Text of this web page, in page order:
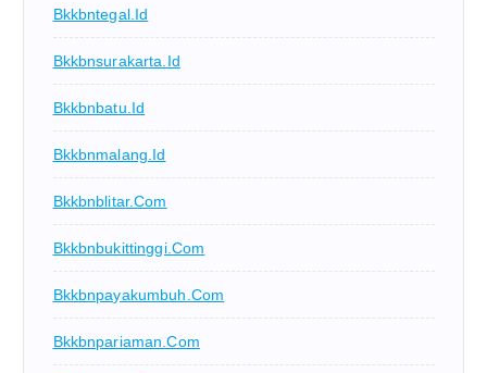
Bkkbntegal.id
Bkkbnsurakarta.id
Bkkbnbatu.id
Bkkbnmalang.id
Bkkbnblitar.com
Bkkbnbukittinggi.com
Bkkbnpayakumbuh.com
Bkkbnpariaman.com